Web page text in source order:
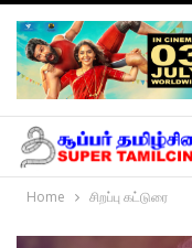
Home சிறப்பு கட்டுரை